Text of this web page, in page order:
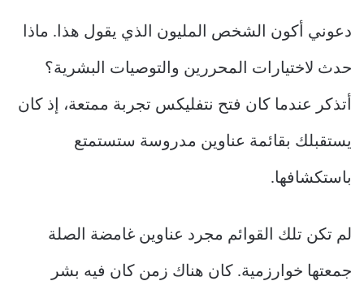
دعوني أكون الشخص المليون الذي يقول هذا. ماذا
حدث لاختيارات المحررين والتوصيات البشرية؟
أتذكر عندما كان فتح نتفليكس تجربة ممتعة، إذ كان
يستقبلك بقائمة عناوين مدروسة ستستمتع
باستكشافها.
لم تكن تلك القوائم مجرد عناوين غامضة الصلة
جمعتها خوارزمية. كان هناك زمن كان فيه بشر